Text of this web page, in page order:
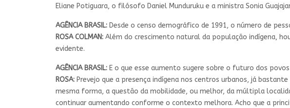
Eliane Potiguara, o filósofo Daniel Munduruku e a ministra Sonia
AGÊNCIA BRASIL: Desde o censo demográfico de 1991, o número de
ROSA COLMAN: Além do crescimento natural da população indígena,
evidente.
AGÊNCIA BRASIL: E o que esse aumento sugere sobre o futuro dos povos
ROSA: Prevejo que a presença indígena nos centros urbanos, já
mesma forma, a questão da mobilidade, ou melhor, da múltipla
continuar aumentando conforme o contexto melhora. Acho que a